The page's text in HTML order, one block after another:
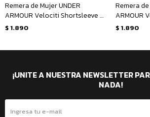
Remera de Mujer UNDER
ARMOUR Velociti Shortsleeve -
Verde Menta
$ 1.890
Remera de
ARMOUR
Negro
$ 1.890
¡UNITE A NUESTRA NEWSLETTER
NADA!